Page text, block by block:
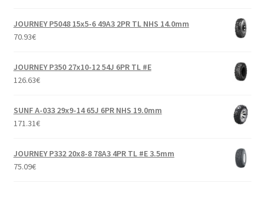
JOURNEY P5048 15x5-6 49A3 2PR TL NHS 14.0mm
70.93€
JOURNEY P350 27x10-12 54J 6PR TL #E
126.63€
SUNF A-033 29x9-14 65J 6PR NHS 19.0mm
171.31€
JOURNEY P332 20x8-8 78A3 4PR TL #E 3.5mm
75.09€